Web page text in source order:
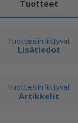
Tuotteet
Tuotteisiin liittyvät
Lisätiedot
Tuotteisiin liittyvät
Artikkelit